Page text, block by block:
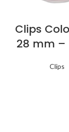
Clips
28 mm –
Clips